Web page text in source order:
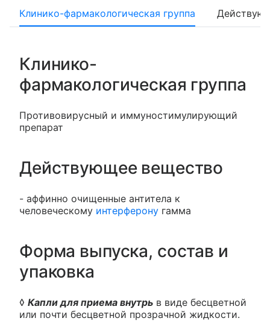
Клинико-фармакологическая группа
Клинико-
фармакологическая группа
Противовирусный и иммуностимулирующий
препарат
Действующее вещество
- аффинно очищенные антитела к
человеческому интерферону гамма
Форма выпуска, состав и
упаковка
◊ Капли для приема внутрь в виде бесцветной
или почти бесцветной прозрачной жидкости.